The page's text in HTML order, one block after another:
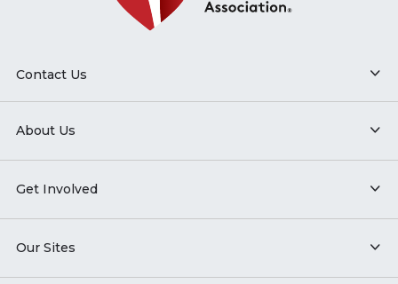
Contact Us
About Us
Get Involved
Our Sites